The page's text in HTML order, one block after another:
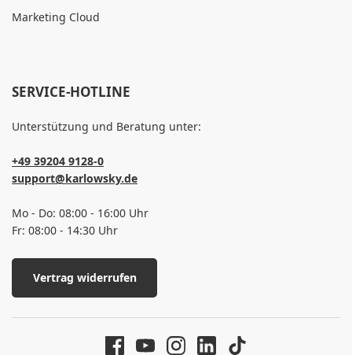
Marketing Cloud
SERVICE-HOTLINE
Unterstützung und Beratung unter:
+49 39204 9128-0
support@karlowsky.de
Mo - Do: 08:00 - 16:00 Uhr
Fr: 08:00 - 14:30 Uhr
Vertrag widerrufen